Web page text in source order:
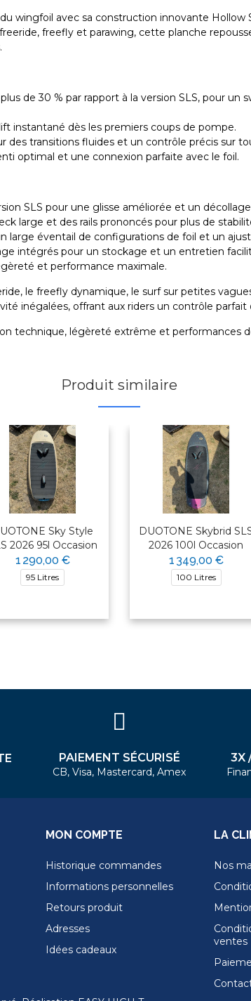
wingfoil avec sa construction innovante
freefly et parawing, cette planche
de 30 % par rapport à la version SLS, pour
instantané dès les premiers coups de pompe.
des transitions fluides et un contrôle précis sur
optimal et une connexion parfaite avec le foil.
SLS pour une glisse améliorée et un décollage
large et des rails prononcés pour plus de
large éventail de configurations de foil et un
intégrés pour un stockage et un entretien
et performance maximale.
le freefly dynamique, le surf sur petites
inégalées, offrant aux riders un contrôle parfait
technique, légèreté extrême et performances
Produit similaire
Sky Style
2026 95l Occasion
1 290,00 €
95 Litres
DUOTONE Skybrid
2026 100l Occasion
1 349,00 €
100 Litres
PAIEMENT SÉCURISÉ
CB, Visa, Mastercard, Amex
3X
MON COMPTE
Historique commandes
Informations personnelles
Retours produit
Adresses
Idées cadeaux
LA
Nos
ventes